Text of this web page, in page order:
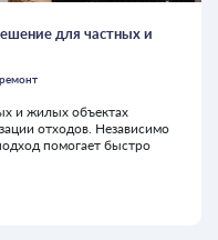
для частных и
и жилых объектах
отходов. Независимо
помогает быстро